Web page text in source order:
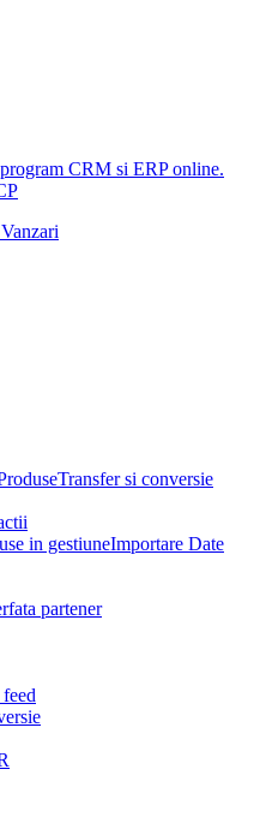
Transfer si conversie
Importare Date
partener